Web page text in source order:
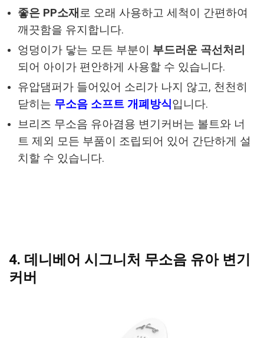
좋은 PP소재 로 오래 사용하고 세척이 간편하여
깨끗함을 유지합니다.
엉덩이가 닿는 모든 부분이 부드러운 곡선처리
되어 아이가 편안하게 사용할 수 있습니다.
유압댐퍼가 들어있어 소리가 나지 않고, 천천히
닫히는 무소음 소프트 개폐방식입니다.
브리즈 무소음 유아겸용 변기커버는 볼트와 너
트 제외 모든 부품이 조립되어 있어 간단하게 설
치할 수 있습니다.
4. 데니베어 시그니처 무소음 유아 변기
커버